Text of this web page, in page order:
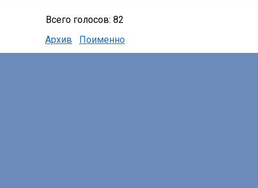
Всего голосов: 82
Архив
Поименно